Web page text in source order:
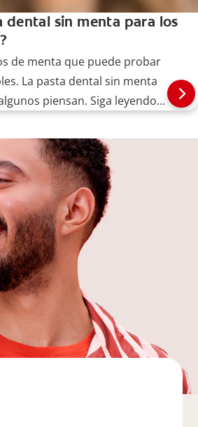
dental sin menta para los
de menta que puede probar
La pasta dental sin menta
piensan. Siga leyendo